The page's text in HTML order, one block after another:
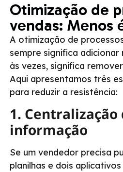
Otimização de
vendas: Menos
A otimização de
sempre significa
às vezes, significa
Aqui apresentamos três
para reduzir a resistência:
1. Centralização
informação
Se um vendedor precisa
planilhas e dois